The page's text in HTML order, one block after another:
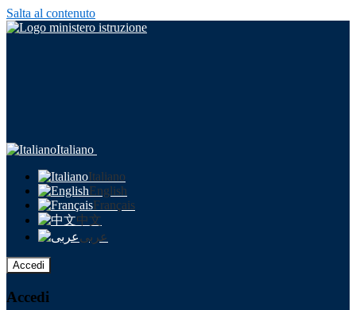
Salta al contenuto
Italiano
Italiano
English
Français
中文
عربى
Accedi
Accedi